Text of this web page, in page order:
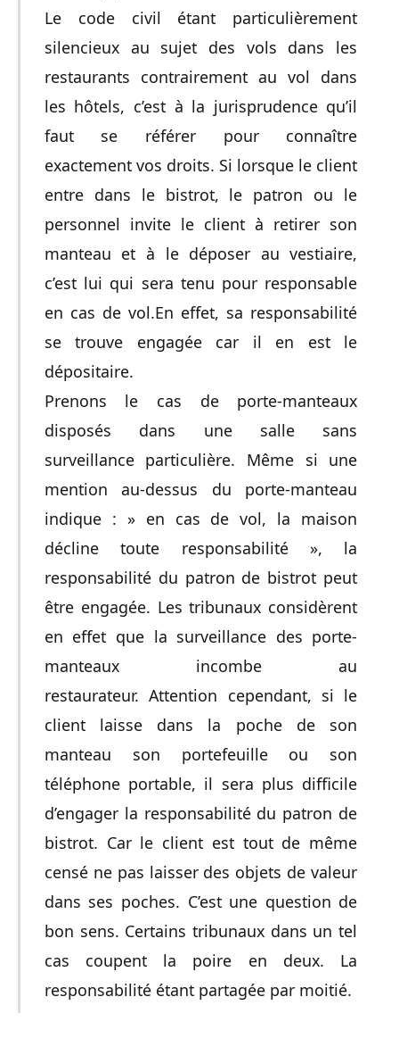
Le code civil étant particulièrement
silencieux au sujet des vols dans les
restaurants contrairement au vol dans
les hôtels, c’est à la jurisprudence qu’il
faut se référer pour connaître
exactement vos droits. Si lorsque le client
entre dans le bistrot, le patron ou le
personnel invite le client à retirer son
manteau et à le déposer au vestiaire,
c’est lui qui sera tenu pour responsable
en cas de vol.En effet, sa responsabilité
se trouve engagée car il en est le
dépositaire.
Prenons le cas de porte-manteaux
disposés dans une salle sans
surveillance particulière. Même si une
mention au-dessus du porte-manteau
indique : » en cas de vol, la maison
décline toute responsabilité », la
responsabilité du patron de bistrot peut
être engagée. Les tribunaux considèrent
en effet que la surveillance des porte-
manteaux incombe au
restaurateur. Attention cependant, si le
client laisse dans la poche de son
manteau son portefeuille ou son
téléphone portable, il sera plus difficile
d’engager la responsabilité du patron de
bistrot. Car le client est tout de même
censé ne pas laisser des objets de valeur
dans ses poches. C’est une question de
bon sens. Certains tribunaux dans un tel
cas coupent la poire en deux. La
responsabilité étant partagée par moitié.